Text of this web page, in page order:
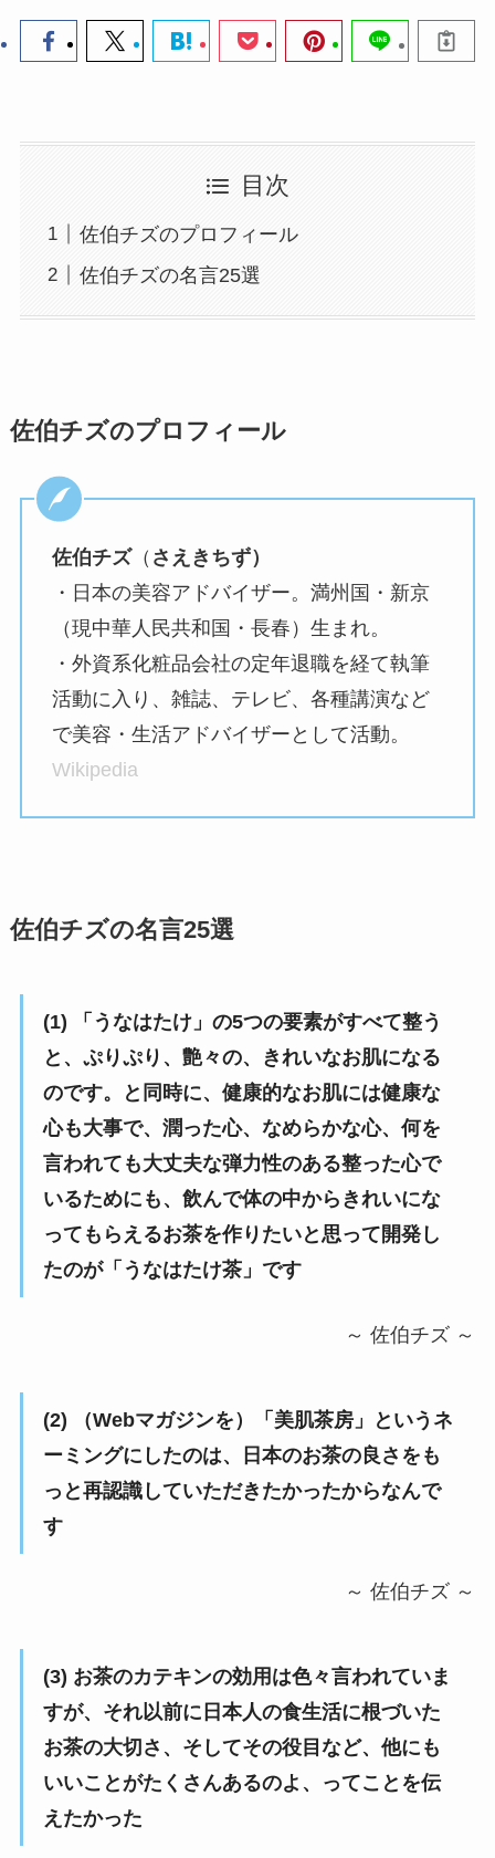
目次
佐伯チズのプロフィール
佐伯チズの名言25選
佐伯チズのプロフィール
佐伯チズ（ さえきちず）
・日本の美容アドバイザー。満州国・新京
（現中華人民共和国・長春）生まれ。
・外資系化粧品会社の定年退職を経て執筆
活動に入り、雑誌、テレビ、各種講演など
で美容・生活アドバイザーとして活動。
Wikipedia
佐伯チズの名言25選
(1) 「うなはたけ」の5つの要素がすべて整う
と、ぷりぷり、艶々の、きれいなお肌になる
のです。と同時に、健康的なお肌には健康な
心も大事で、潤った心、なめらかな心、何を
言われても大丈夫な弾力性のある整った心で
いるためにも、飲んで体の中からきれいにな
ってもらえるお茶を作りたいと思って開発し
たのが「うなはたけ茶」です
～ 佐伯チズ ～
(2) （Webマガジンを）「美肌茶房」というネ
ーミングにしたのは、日本のお茶の良さをも
っと再認識していただきたかったからなんで
す
～ 佐伯チズ ～
(3) お茶のカテキンの効用は色々言われていま
すが、それ以前に日本人の食生活に根づいた
お茶の大切さ、そしてその役目など、他にも
いいことがたくさんあるのよ、ってことを伝
えたかった